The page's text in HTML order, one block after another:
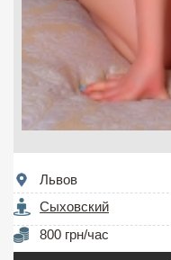
Львов
Сыховский
800 грн/час